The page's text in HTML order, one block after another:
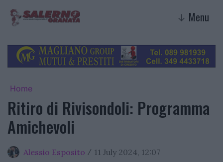
↓ Menu
Home
Ritiro di Rivisondoli: Programma
Amichevoli
Alessio Esposito / 11 July 2024, 12:07